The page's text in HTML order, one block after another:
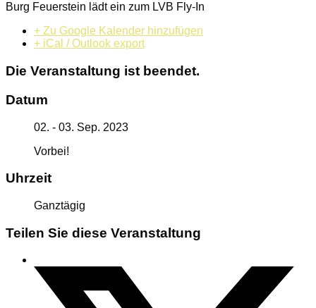
Burg Feuerstein lädt ein zum LVB Fly-In
+ Zu Google Kalender hinzufügen
+ iCal / Outlook export
Die Veranstaltung ist beendet.
Datum
02. - 03. Sep. 2023
Vorbei!
Uhrzeit
Ganztägig
Teilen Sie diese Veranstaltung